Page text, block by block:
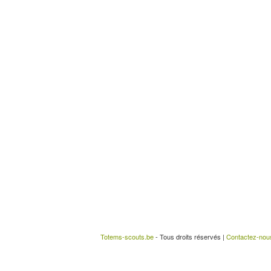
Totems-scouts.be- Tous droits réservés | Contactez-